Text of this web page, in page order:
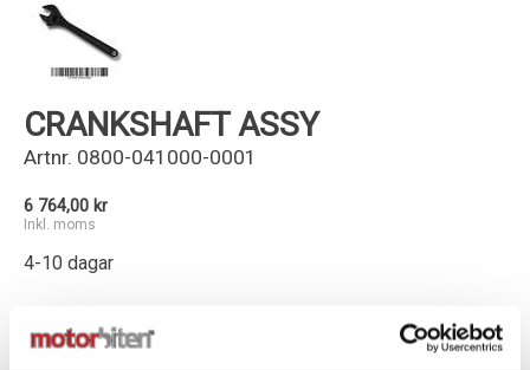
CRANKSHAFT ASSY
Artnr. 0800-041000-0001
6 764,00 kr
Inkl. moms
4-10 dagar
- +